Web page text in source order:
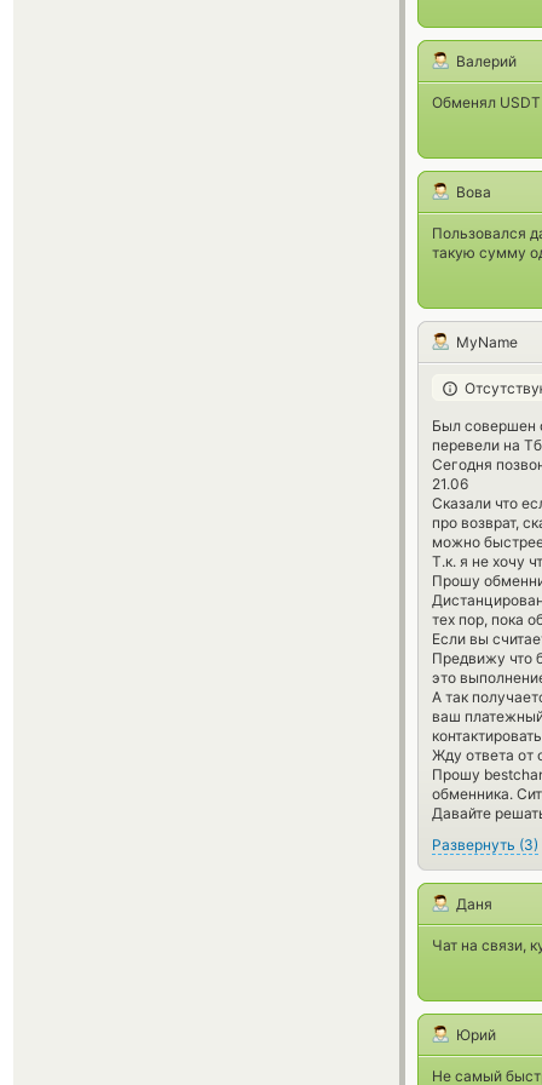
Валерий
Обменял USDT
Вова
Пользовался
такую сумму
MyName
Был совершен
перевели на
Сегодня
21.06
Сказали что
про возврат,
можно
Т.к. я не хочу
Прошу
тех пор, пока
Если вы
Предвижу что
это
А так
ваш
Жду ответа от
Прошу
обменника.
Давайте
Развернуть (3)
Даня
Чат на связи,
Юрий
Не самый